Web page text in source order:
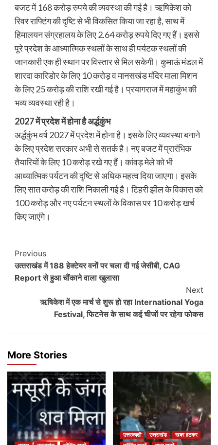
बजट में 168 करोड़ रुपये की व्यवस्था की गई है। ऋषिकेश को
रिवर राफ्टिंग की दृष्टि से भी विकसित किया जा रहा है, साथ में
हिमालयन संग्रहालय के लिए 2.64 करोड़ रुपये दिए गए हैं। इससे
पूरे प्रदेश के आध्यात्मिक स्थलों के साथ ही पर्यटक स्थलों की
जानकारी एक ही स्थान पर विस्तार से मिल सकेगी। कुमाऊं मंडल में
शारदा कारिडोर के लिए 10 करोड़ व मानसखंड मंदिर माला मिशन
के लिए 25 करोड़ की राशि रखी गई है। प्रयागराज में महाकुंभ की
भव्य व्यवस्था रही है।
2027 में प्रदेश में होना है अर्द्धकुंभ
अर्द्धकुंभ वर्ष 2027 में प्रदेश में होना है। इसके लिए व्यवस्था बनाने
के लिए प्रदेश सरकार अभी से सतर्क है। नए बजट में प्रारंभिक
तैयारियों के लिए 10 करोड़ रखे गए हैं। कांवड़ मेले को भी
आध्यात्मिक पर्यटन की दृष्टि से अधिक महत्व दिया जाएगा। इसके
लिए सात करोड़ की राशि निकाली गई है। टिहरी झील के विकास को
100 करोड़ और नए पर्यटन स्थलों के विकास पर 10 करोड़ खर्च
किए जाएंगे।
Post
Navigation
Previous
उत्‍तराखंड में 188 हेक्टेयर वनों पर चला दी गई जेसीबी, CAG
Report से हुआ चौंकाने वाला खुलासा
Next
ऋषिकेश में एक मार्च से शुरू हो रहा International Yoga
Festival, फिटनेस के साथ कई चीजों पर रहेगा फोकस
More Stories
उत्तरकाशी उत्तराखंड
खबर हटकर